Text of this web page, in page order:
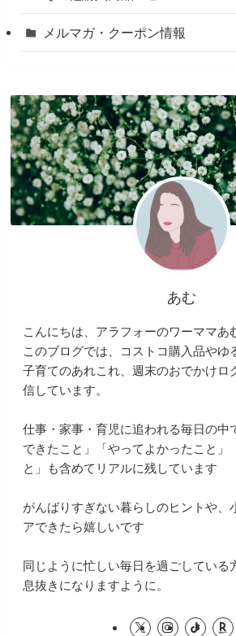
メルマガ・クーポン情報
あむ
こんにちは、アラフォーのワーママあ
このブログでは、コストコ購入品やゆ
子育てのあれこれ、週末のおでかけロ
信しています。
仕事・家事・育児に追われる毎日の中
できたこと」「やってよかったこと」
と」も含めてリアルに残しています
がんばりすぎない暮らしのヒントや、
アできたら嬉しいです
同じように忙しい毎日を過ごしている
息抜きになりますように。